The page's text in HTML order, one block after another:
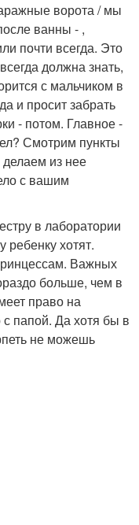
ворота / мы
ванны - ,
почти всегда. Это
должна знать,
с мальчиком в
и просит забрать
- потом. Главное -
Смотрим пункты
из нее
с вашим
в лаборатории
хотят.
Важных
больше, чем в
право на
папой. Да хотя бы в
не можешь